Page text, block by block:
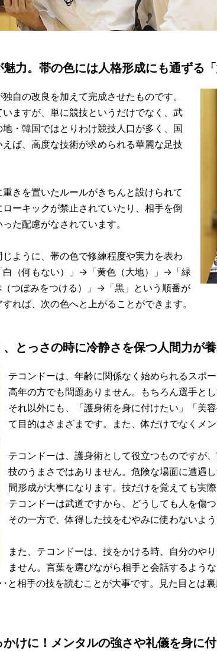
力。帯の色には人格形成にも通ずる
自の改良を加えて完成させたものです。
ますが、単に競技というだけでなく、武
・韓国ではとりわけ競技人口が多く、国
ば、高度な技術が求められる華麗な足技
きを置いたルールがきちんと設けられて
ーキックが禁止されていたり、相手を倒
た配慮がなされています。
ように、帯の色で修練程度や実力を表わ
白（何もない）」→「黄色（大地）」→「緑
つぼみをつける）」→「黒」という順番が
れば、次の色へと上がることができます。
とっさの時に冷静さを保つ人間力が養
テコンドーは、年齢に関係なく始められるスポ
高年の方でも問題ありません。もちろん選手と
それ以外にも、「護身術を身に付けたい」「美
て目的はさまざまです。また、体だけでなくメ
テコンドーは、護身術として役立つものですが
技のうまさではありません。危険な場面に遭遇
間形成が大事になります。技だけを覚えても実
テコンドーは武道ですから、どうしても人を傷
その一方で、体得した技をむやみに使わないよう
また、テコンドーは、技をかける時、自分のや
ません。言葉を選びながら相手と会話するよう
と相手の技を読むことが大事です。見た目とは
けに！メンタルの強さや礼儀を身に付